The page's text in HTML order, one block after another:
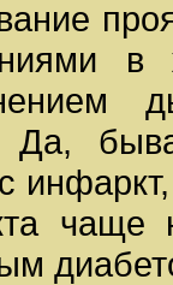
в
Да,
чаще